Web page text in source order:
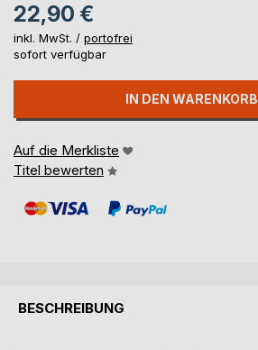
22,90 €
inkl. MwSt. / portofrei
sofort verfügbar
IN DEN WARENKORB
Auf die Merkliste
Titel bewerten
BESCHREIBUNG